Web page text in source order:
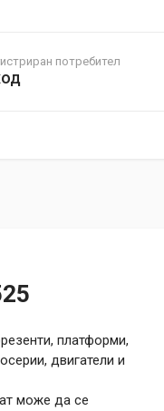
потребител
платформи,
двигатели и
може да се